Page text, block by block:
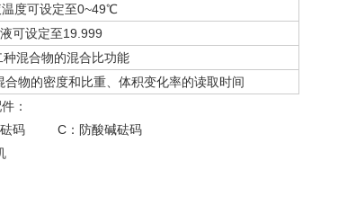
设定至0~49℃
定至19.999
合物的混合比功能
合物的密度和比重、体积变化率的读取时间
：
码 C：防酸碱砝码